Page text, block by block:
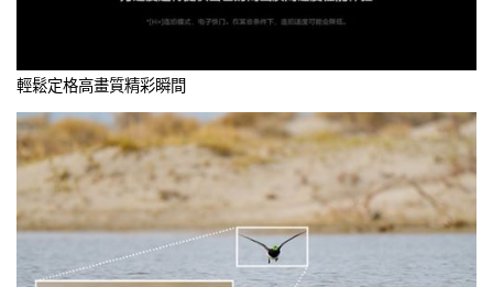
輕鬆定格高畫質精彩瞬間